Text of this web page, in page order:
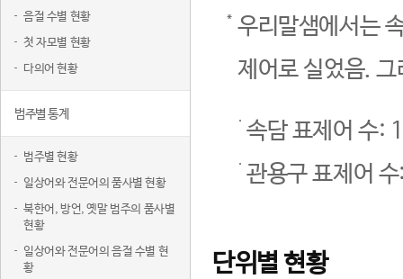
음절 수별 현황
첫 자모별 현황
다의어 현황
범주별 통계
범주별 현황
일상어와 전문어의 품사별 현황
북한어, 방언, 옛말 범주의 품사별
현황
일상어와 전문어의 음절 수별 현
황
우리말샘에서는
제어로 실었음.
속담 표제어 수:
관용구 표제어
단위별 현황